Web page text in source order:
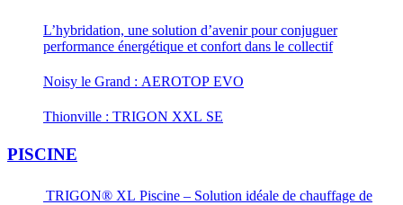
L’hybridation, une solution d’avenir pour conjuguer
performance énergétique et confort dans le collectif
Noisy le Grand : AEROTOP EVO
Thionville : TRIGON XXL SE
PISCINE
TRIGON® XL Piscine – Solution idéale de chauffage de